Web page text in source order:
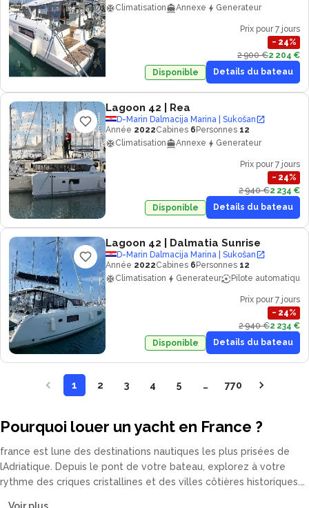
Climatisation
Annexe Generateur
Prix pour 7 jours
− 24%
2 900 €2 204 €
Disponible
Details du bateau
Lagoon 42 | Rea
D-Marin Dalmacija Marina | Sukošan
Année 2022Cabines 6 Personnes 12
Climatisation
Annexe Generateur
Prix pour 7 jours
− 24%
2 940 €2 234 €
Disponible
Details du bateau
Lagoon 42 | Dalmatia Sunrise
D-Marin Dalmacija Marina | Sukošan
Année 2022Cabines 6 Personnes 12
Climatisation
Generateur Pilote automatique
Prix pour 7 jours
− 24%
2 940 €2 234 €
Disponible
Details du bateau
1 2 3 4 5 … 770
Pourquoi louer un yacht en France ?
france est lune des destinations nautiques les plus prisées de
lAdriatique. Depuis le pont de votre bateau, explorez à votre
rythme des criques cristallines et des villes côtières historiques.